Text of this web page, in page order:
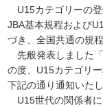
U15カテゴリーの登
JBA基本規程および
づき、全国共通の規
先般発表しました
の度、U15カテゴリ
下記の通り通知いたし
U15世代の関係者に